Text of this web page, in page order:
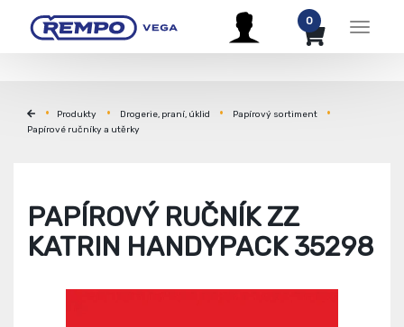
Menu
0
Produkty Drogerie, praní, úklid
Papírový sortiment
Papírové ručníky a utěrky
PAPÍROVÝ RUČNÍK ZZ
KATRIN HANDYPACK 35298